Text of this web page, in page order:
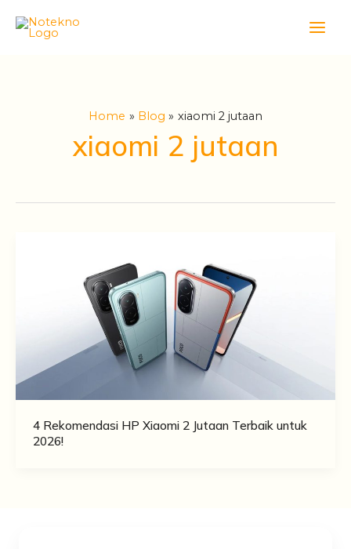
Home Blog xiaomi 2 jutaan
xiaomi 2 jutaan
4 Rekomendasi HP Xiaomi 2 Jutaan Terbaik untuk
2026!